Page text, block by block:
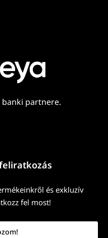
partnere.
és exkluzív
fel most!